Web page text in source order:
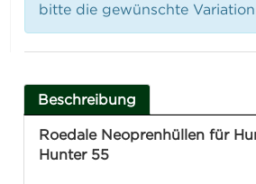
bitte die gewünschte Variation
Beschreibung
Roedale Neoprenhüllen für
Hunter 55